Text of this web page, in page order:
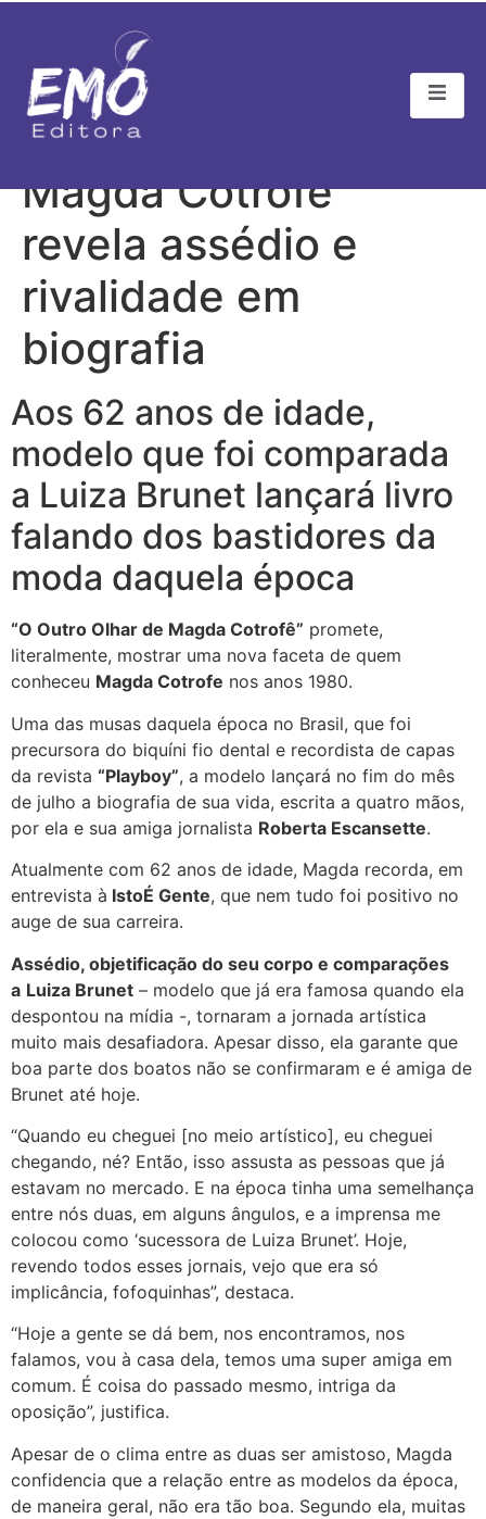
Musa dos anos 1980,
Magda Cotrofê
revela assédio e
rivalidade em
biografia
Aos 62 anos de idade,
modelo que foi comparada
a Luiza Brunet lançará livro
falando dos bastidores da
moda daquela época
“O Outro Olhar de Magda Cotrofê” promete,
literalmente, mostrar uma nova faceta de quem
conheceu Magda Cotrofe nos anos 1980.
Uma das musas daquela época no Brasil, que foi
precursora do biquíni fio dental e recordista de capas
da revista “Playboy”, a modelo lançará no fim do mês
de julho a biografia de sua vida, escrita a quatro mãos,
por ela e sua amiga jornalista Roberta Escansette.
Atualmente com 62 anos de idade, Magda recorda, em
entrevista à IstoÉ Gente, que nem tudo foi positivo no
auge de sua carreira.
Assédio, objetificação do seu corpo e comparações
a Luiza Brunet – modelo que já era famosa quando ela
despontou na mídia -, tornaram a jornada artística
muito mais desafiadora. Apesar disso, ela garante que
boa parte dos boatos não se confirmaram e é amiga de
Brunet até hoje.
“Quando eu cheguei [no meio artístico], eu cheguei
chegando, né? Então, isso assusta as pessoas que já
estavam no mercado. E na época tinha uma semelhança
entre nós duas, em alguns ângulos, e a imprensa me
colocou como ‘sucessora de Luiza Brunet’. Hoje,
revendo todos esses jornais, vejo que era só
implicância, fofoquinhas”, destaca.
“Hoje a gente se dá bem, nos encontramos, nos
falamos, vou à casa dela, temos uma super amiga em
comum. É coisa do passado mesmo, intriga da
oposição”, justifica.
Apesar de o clima entre as duas ser amistoso, Magda
confidencia que a relação entre as modelos da época,
de maneira geral, não era tão boa. Segundo ela, muitas